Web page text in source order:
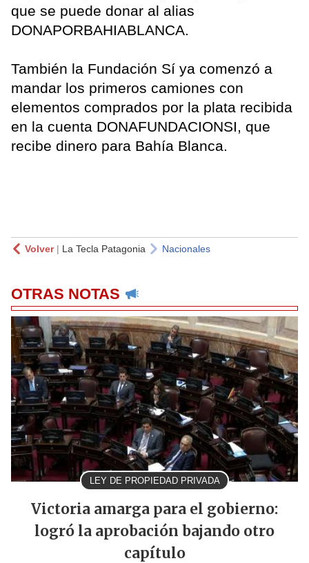
que se puede donar al alias
DONAPORBAHIABLANCA.
También la Fundación Sí ya comenzó a
mandar los primeros camiones con
elementos comprados por la plata recibida
en la cuenta DONAFUNDACIONSI, que
recibe dinero para Bahía Blanca.
Volver| La Tecla Patagonia Nacionales
OTRAS NOTAS
LEY DE PROPIEDAD PRIVADA
Victoria amarga para el gobierno:
logró la aprobación bajando otro
capítulo